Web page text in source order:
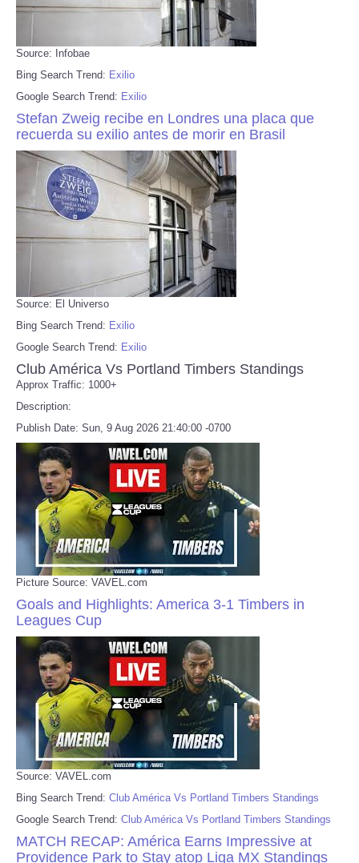
Source: Infobae
Bing Search Trend: Exilio
Google Search Trend: Exilio
Stefan Zweig recibe en Londres una placa que
recuerda su exilio antes de morir en Brasil
Source: El Universo
Bing Search Trend: Exilio
Google Search Trend: Exilio
Club América Vs Portland Timbers Standings
Approx Traffic: 1000+
Description:
Publish Date: Sun, 9 Aug 2026 21:40:00 -0700
Picture Source: VAVEL.com
Goals and Highlights: America 3-1 Timbers in
Leagues Cup
Source: VAVEL.com
Bing Search Trend: Club América Vs Portland Timbers Standings
Google Search Trend: Club América Vs Portland Timbers Standings
MATCH RECAP: América Earns Impressive at
Providence Park to Stay atop Liga MX Standings